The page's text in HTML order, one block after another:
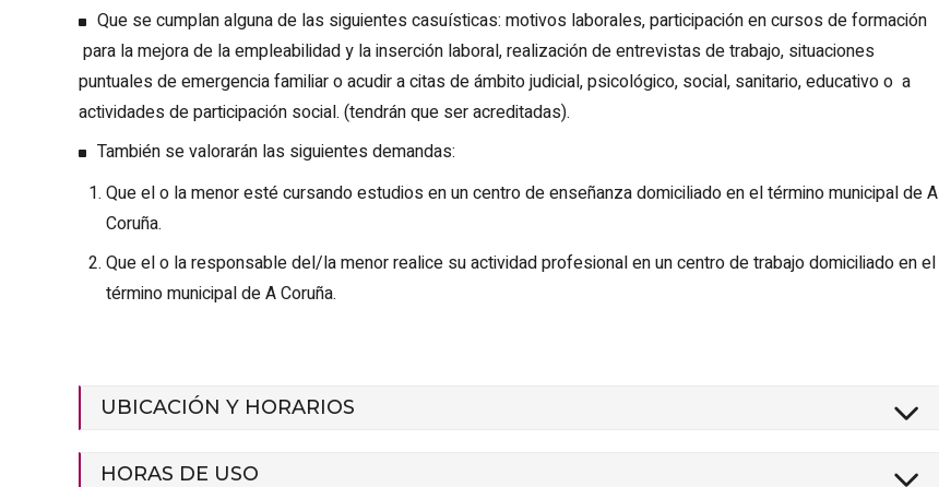
Que se cumplan alguna de las siguientes casuísticas: motivos laborales, participación en cursos de formación
para la mejora de la empleabilidad y la inserción laboral, realización de entrevistas de trabajo, situaciones
puntuales de emergencia familiar o acudir a citas de ámbito judicial, psicológico, social, sanitario, educativo o a
actividades de participación social. (tendrán que ser acreditadas).
También se valorarán las siguientes demandas:
Que el o la menor esté cursando estudios en un centro de enseñanza domiciliado en el término municipal de A
Coruña.
Que el o la responsable del/la menor realice su actividad profesional en un centro de trabajo domiciliado en el
término municipal de A Coruña.
UBICACIÓN Y HORARIOS
HORAS DE USO